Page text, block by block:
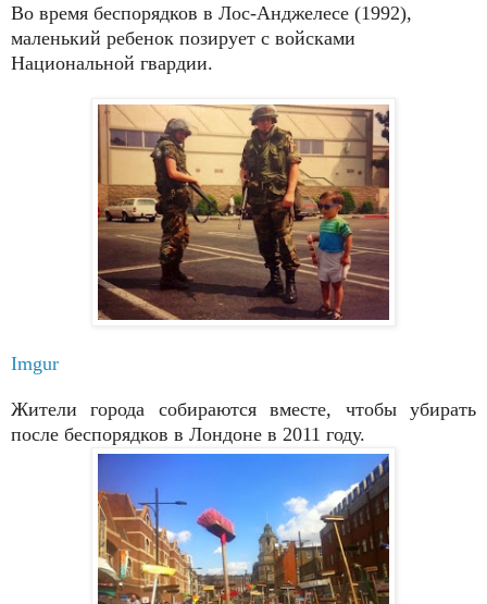
Во время беспорядков в Лос-Анджелесе (1992),
маленький ребенок позирует с войсками
Национальной гвардии.
Imgur
Жители города собираются вместе, чтобы убирать
после беспорядков в Лондоне в 2011 году.